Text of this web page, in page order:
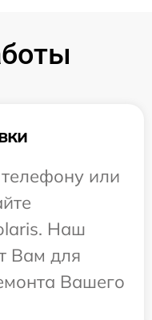
или
Наш
Вам для
Вашего